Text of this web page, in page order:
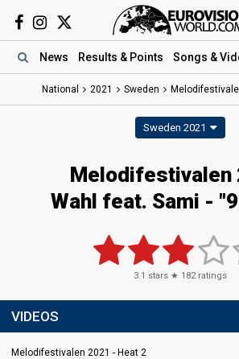
News Results & Points Songs &
National 2021 Sweden
Sweden 2021
Melodifestivalen
Wahl feat. Sami -
3.1 stars ★ 182ratings
VIDEOS
Melodifestivalen 2021 - Heat 2